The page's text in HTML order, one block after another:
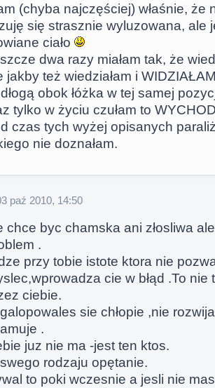
(chyba najczęściej) właśnie, że
się strasznie wyluzowana, ale
ciało
dwa razy miałam tak, że
jakby też wiedziałam i
obok łóżka w tej samej
tylko w życiu czułam to
czas tych wyżej opisanych
nie doznałam.
paź 2010, 14:50
chce byc chamska ani złosliwa
.
przy tobie istote ktora nie
cie w błąd .To
ciebie.
sie chłopie ,nie
.
juz nie ma -jest ten ktos.
rodzaju opętanie.
to poki wczesnie a jesli nie